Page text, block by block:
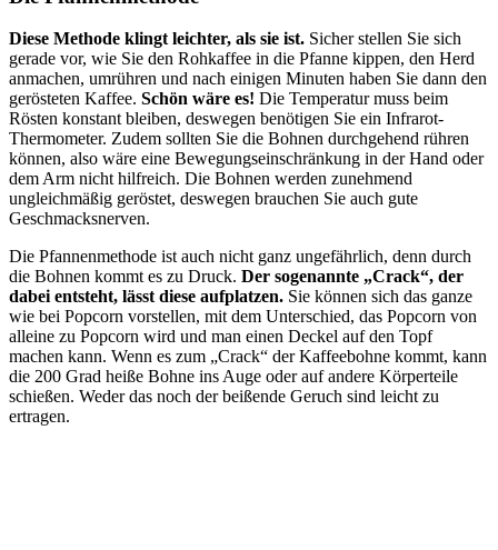
Diese Methode klingt leichter, als sie ist. Sicher stellen Sie sich
gerade vor, wie Sie den Rohkaffee in die Pfanne kippen, den Herd
anmachen, umrühren und nach einigen Minuten haben Sie dann den
gerösteten Kaffee. Schön wäre es! Die Temperatur muss beim
Rösten konstant bleiben, deswegen benötigen Sie ein Infrarot-
Thermometer. Zudem sollten Sie die Bohnen durchgehend rühren
können, also wäre eine Bewegungseinschränkung in der Hand oder
dem Arm nicht hilfreich. Die Bohnen werden zunehmend
ungleichmäßig geröstet, deswegen brauchen Sie auch gute
Geschmacksnerven.
Die Pfannenmethode ist auch nicht ganz ungefährlich, denn durch
die Bohnen kommt es zu Druck. Der sogenannte „Crack“, der
dabei entsteht, lässt diese aufplatzen. Sie können sich das ganze
wie bei Popcorn vorstellen, mit dem Unterschied, das Popcorn von
alleine zu Popcorn wird und man einen Deckel auf den Topf
machen kann. Wenn es zum „Crack“ der Kaffeebohne kommt, kann
die 200 Grad heiße Bohne ins Auge oder auf andere Körperteile
schießen. Weder das noch der beißende Geruch sind leicht zu
ertragen.